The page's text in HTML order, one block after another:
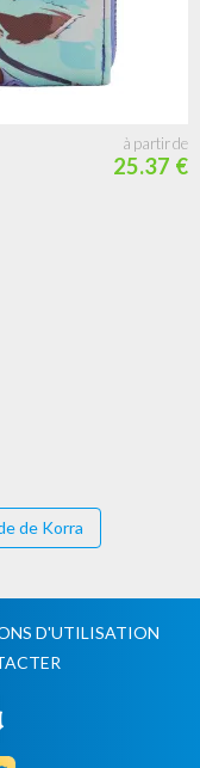
25.37 €
de Korra
D'UTILISATION